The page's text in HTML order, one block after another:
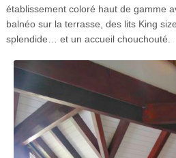
établissement coloré haut de gamme
balnéo sur la terrasse, des lits King
splendide… et un accueil chouchouté.